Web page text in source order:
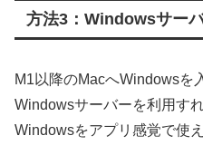
方法3：Windowsサー
M1以降のMacへWindowsを
Windowsサーバーを利用す
Windowsをアプリ感覚で使え